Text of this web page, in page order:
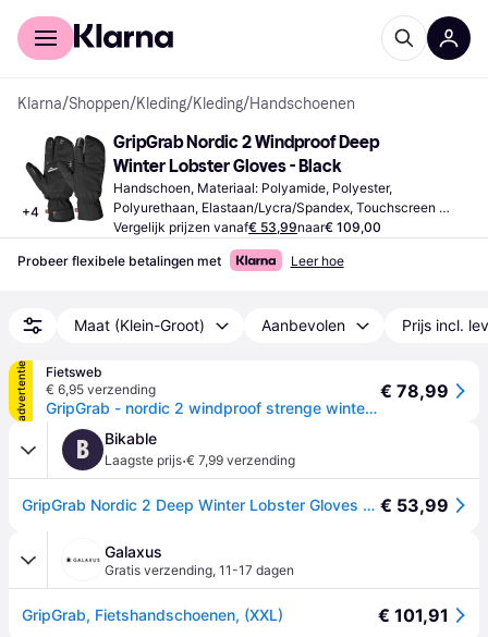
Voor shoppers
Klarna/Shoppen/Kleding/Kleding/Handschoenen
+4
GripGrab Nordic 2 Windproof Deep
Winter Lobster Gloves - Black
Handschoen, Materiaal: Polyamide, Polyester,
Polyurethaan, Elastaan/Lycra/Spandex, Touchscreen
Compatibel, Waterafstotend, Reflectoren
Vergelijk prijzen vanaf€ 53,99naar€ 109,00
Probeer flexibele betalingen met Leer hoe
Maat (Klein-Groot) Aanbevolen Prijs incl.
advertentie
Fietsweb
€ 6,95 verzending
GripGrab - nordic 2 windproof strenge winter lobster fietshandschoenen - zwart - unisex - maat xs
€ 78,99
B Bikable
Laagste prijs·€ 7,99 verzending
GripGrab Nordic 2 Deep Winter Lobster Gloves Black € 53,99
Galaxus
Gratis verzending, 11-17 dagen
GripGrab, Fietshandschoenen, (XXL) € 101,91